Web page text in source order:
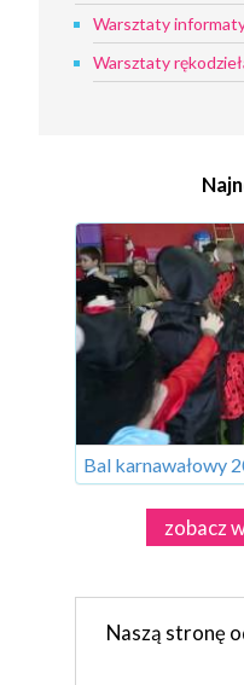
Warsztaty
Warsztaty
Bal karnawałowy
zobacz
Naszą stronę